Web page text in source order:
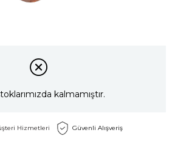
kalmamıştır.
Hizmetleri Güvenli Alışveriş